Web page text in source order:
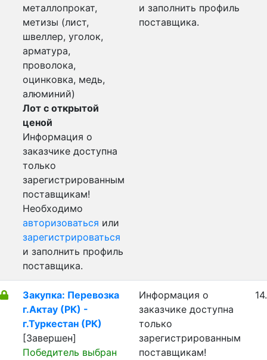
металлопрокат,
метизы (лист,
швеллер, уголок,
арматура,
проволока,
оцинковка, медь,
алюминий)
Лот с открытой
ценой
Информация о
заказчике доступна
только
зарегистрированным
поставщикам!
Необходимо
авторизоваться или
зарегистрироваться
и заполнить профиль
поставщика.
и заполнить профиль
поставщика.
Закупка: Перевозка
г.Актау (РК) -
г.Туркестан (РК)
[Завершен]
Победитель выбран
Информация о
заказчике доступна
только
зарегистрированным
поставщикам!